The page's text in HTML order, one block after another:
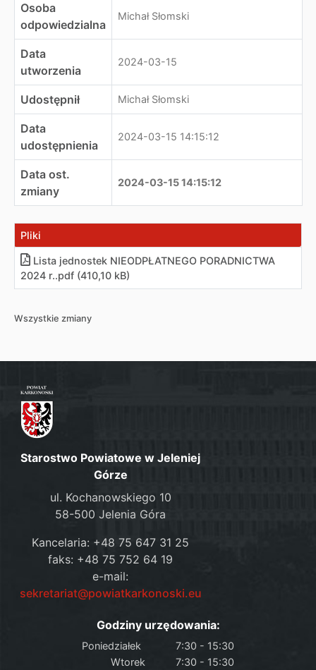
Osoba
odpowiedzialna
Michał Słomski
Data
utworzenia
2024-03-15
Udostępnił Michał Słomski
Data
udostępnienia
2024-03-15 14:15:12
Data ost.
zmiany
2024-03-15 14:15:12
Pliki
Lista jednostek NIEODPŁATNEGO PORADNICTWA
2024 r..pdf (410,10 kB)
Wszystkie zmiany
Starostwo Powiatowe w Jeleniej
Górze
ul. Kochanowskiego 10
58-500 Jelenia Góra
Kancelaria: +48 75 647 31 25
faks: +48 75 752 64 19
e-mail:
sekretariat@powiatkarkonoski.eu
Godziny urzędowania:
Poniedziałek
7:30 - 15:30
Wtorek
7:30 - 15:30